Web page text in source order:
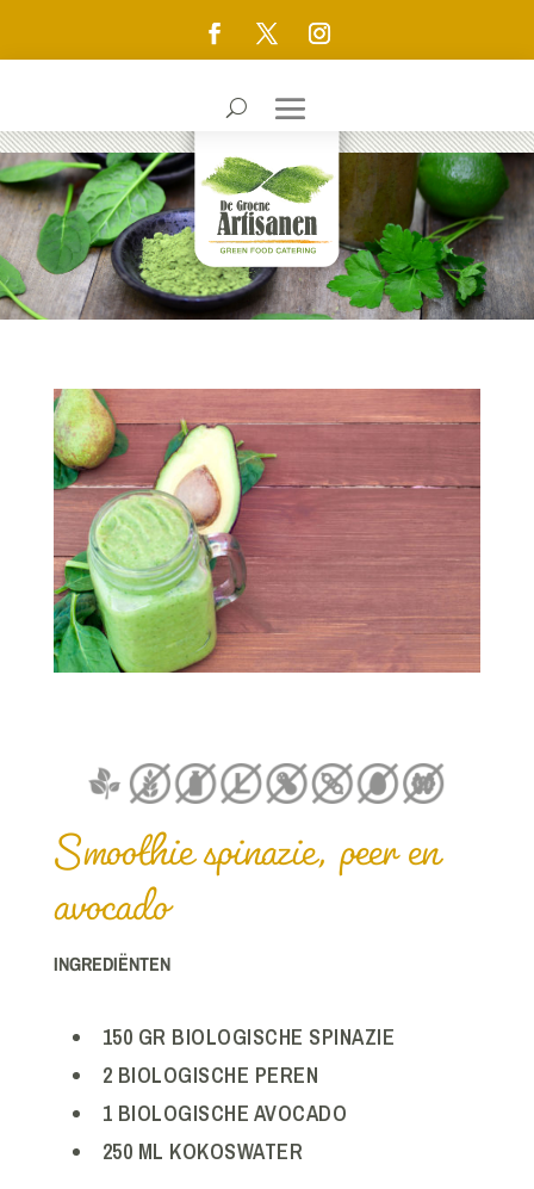
Smoothie spinazie, peer en
avocado
INGREDIËNTEN
150 GR BIOLOGISCHE SPINAZIE
2 BIOLOGISCHE PEREN
1 BIOLOGISCHE AVOCADO
250 ML KOKOSWATER